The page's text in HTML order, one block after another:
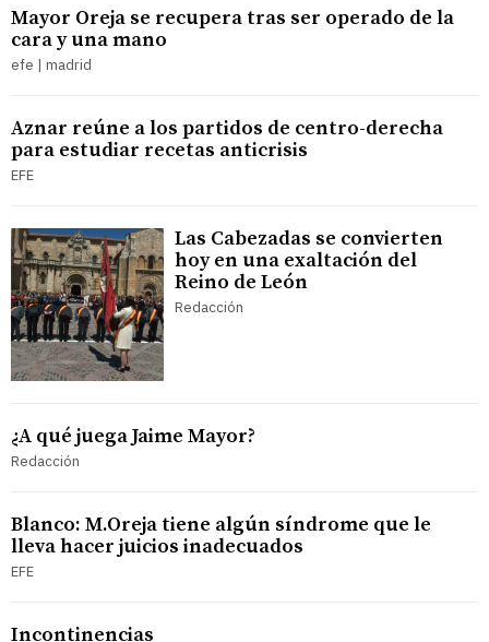
Mayor Oreja se recupera tras ser operado de la
cara y una mano
efe | madrid
Aznar reúne a los partidos de centro-derecha
para estudiar recetas anticrisis
EFE
Las Cabezadas se convierten
hoy en una exaltación del
Reino de León
Redacción
¿A qué juega Jaime Mayor?
Redacción
Blanco: M.Oreja tiene algún síndrome que le
lleva hacer juicios inadecuados
EFE
Incontinencias